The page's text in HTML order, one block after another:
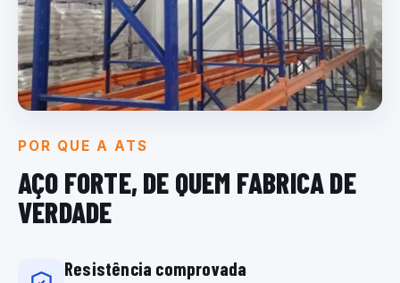
POR QUE A ATS
AÇO FORTE, DE QUEM FABRICA DE
VERDADE
Resistência comprovada